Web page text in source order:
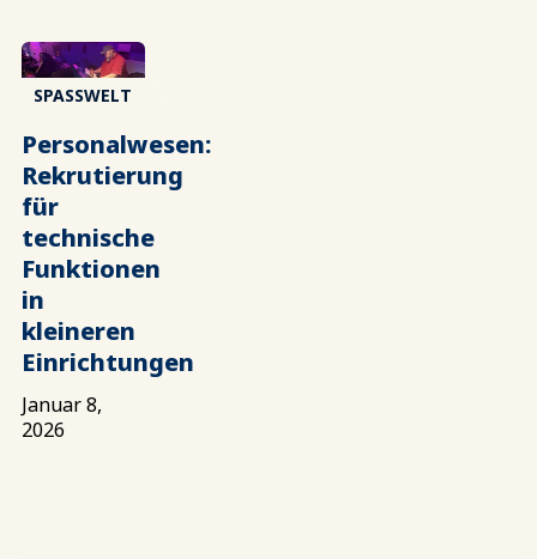
SPASSWELT
Personalwesen:
Rekrutierung
für
technische
Funktionen
in
kleineren
Einrichtungen
Januar 8,
2026